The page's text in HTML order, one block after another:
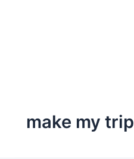
make my trip